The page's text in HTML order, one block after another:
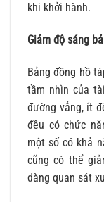
khi khởi hành.
Giảm độ sáng
Bảng đồng hồ
tầm nhìn của
đường vắng, ít
đều có chức
một số có khả
cũng có thể
dàng quan sát